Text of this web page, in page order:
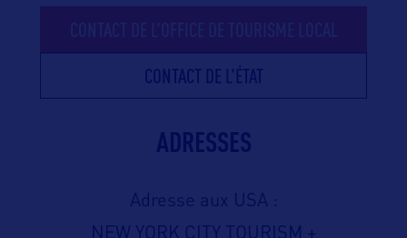
CONTACT DE L'ÉTAT
ADRESSES
Adresse aux USA :